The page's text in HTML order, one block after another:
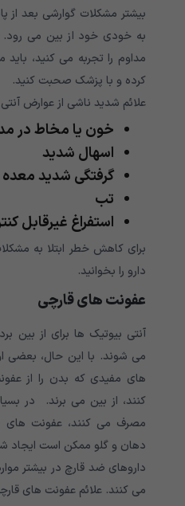
بیشتر مشکلات گوارشی بعد از
به خودی خود از بین می رود.
مداوم را تجربه می کنید،
کرده و با پزشک صحبت کنید.
علائم شدید ناشی از عوارض آنتی
خون یا مخاط در
اسهال شدید
گرفتگی شدید معده
تب
استفراغ غیرقابل
برای کاهش خطر ابتلا به
دارو را بخوانید.
عفونت های قارچی
آنتی بیوتیک ها برای از بین
می شوند. با این حال، بعضی
های مفیدی که بدن را از
کنند، از بین می برند. در
مصرف می کنند، عفونت های
دهان و گلو ممکن است ایجاد
داروهای ضد قارچ در بیشتر
می کنند. علائم عفونت های